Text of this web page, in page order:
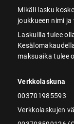
Mikäli lasku
joukkueen nimi
Laskuilla tulee
maksuaika tulee
Verkkolaskuna
003701985593
Verkkolaskujen